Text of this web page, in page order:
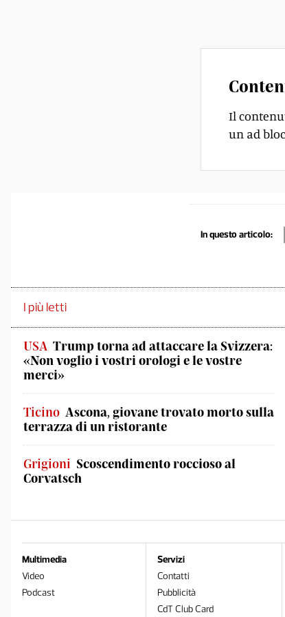
Il
un ad
In questo articolo:
I più letti
USA Trump torna ad attaccare la Svizzera:
«Non voglio i vostri orologi e le vostre
merci»
Ticino Ascona, giovane trovato morto sulla
terrazza di un ristorante
Grigioni Scoscendimento roccioso al
Corvatsch
Multimedia
Video
Podcast
Servizi
Contatti
Pubblicità
CdT Club Card